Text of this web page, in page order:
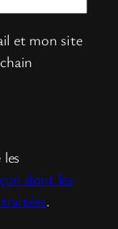
et mon site
dont les
.